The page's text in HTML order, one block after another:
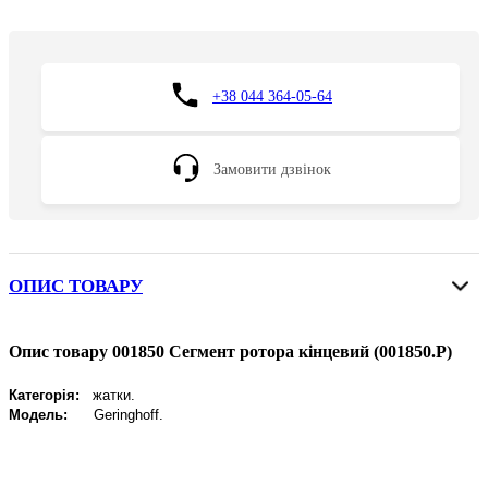
+38 044 364-05-64
Замовити дзвінок
ОПИС ТОВАРУ
Опис товару 001850 Сегмент ротора кінцевий (001850.P)
Категорія: жатки.
Модель: Geringhoff.